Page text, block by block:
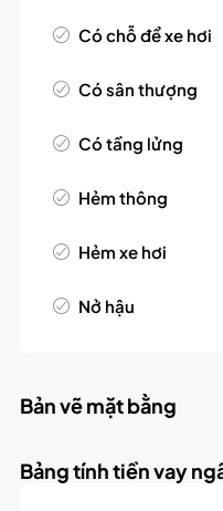
Có chỗ để xe hơi
Có sân thượng
Có tầng lửng
Hẻm thông
Hẻm xe hơi
Nở hậu
Bản vẽ mặt bằng
Bảng tính tiền vay